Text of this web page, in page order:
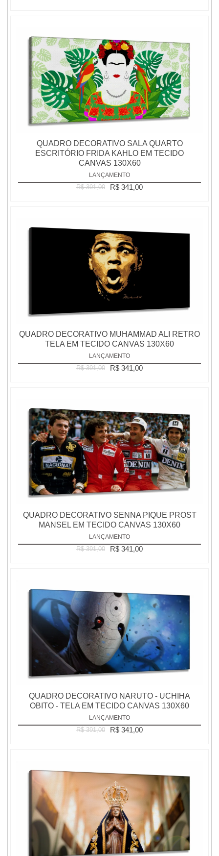
QUADRO DECORATIVO SALA QUARTO
ESCRITÓRIO FRIDA KAHLO EM TECIDO
CANVAS 130X60
LANÇAMENTO
R$ 391,00 R$ 341,00
QUADRO DECORATIVO MUHAMMAD ALI RETRO
TELA EM TECIDO CANVAS 130X60
LANÇAMENTO
R$ 391,00 R$ 341,00
QUADRO DECORATIVO SENNA PIQUE PROST
MANSEL EM TECIDO CANVAS 130X60
LANÇAMENTO
R$ 391,00 R$ 341,00
QUADRO DECORATIVO NARUTO - UCHIHA
OBITO - TELA EM TECIDO CANVAS 130X60
LANÇAMENTO
R$ 391,00 R$ 341,00